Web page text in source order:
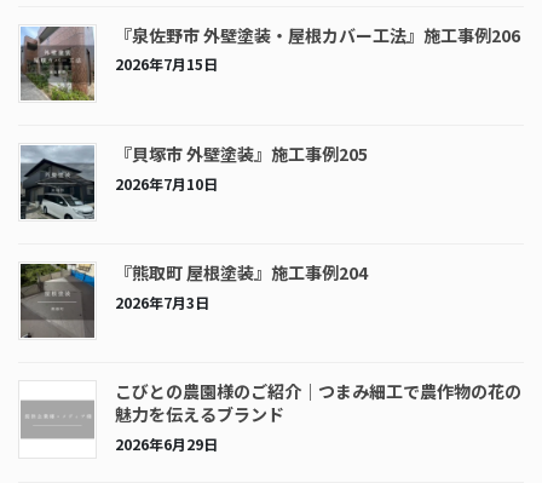
『泉佐野市 外壁塗装・屋根カバー工法』施工事例206
2026年7月15日
『貝塚市 外壁塗装』施工事例205
2026年7月10日
『熊取町 屋根塗装』施工事例204
2026年7月3日
こびとの農園様のご紹介｜つまみ細工で農作物の花の
魅力を伝えるブランド
2026年6月29日